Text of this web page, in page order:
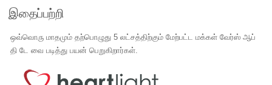
இதைப்பற்றி
ஒவ்வொரு மாதமும் தற்பொழுது 5 லட்சத்திற்கும் மேற்பட்ட மக்கள் வேர்ஸ் ஆப்
தி டே வை படித்து பயன் பெறுகிறார்கள்.